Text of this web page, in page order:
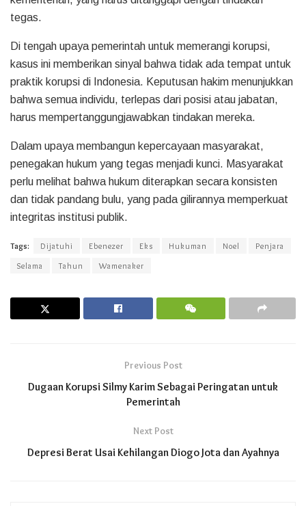
tegas.
Di tengah upaya pemerintah untuk memerangi korupsi,
kasus ini memberikan sinyal bahwa tidak ada tempat untuk
praktik korupsi di Indonesia. Keputusan hakim menunjukkan
bahwa semua individu, terlepas dari posisi atau jabatan,
harus mempertanggungjawabkan tindakan mereka.
Dalam upaya membangun kepercayaan masyarakat,
penegakan hukum yang tegas menjadi kunci. Masyarakat
perlu melihat bahwa hukum diterapkan secara konsisten
dan tidak pandang bulu, yang pada gilirannya memperkuat
integritas institusi publik.
Tags: Dijatuhi Ebenezer Eks Hukuman Noel
Penjara
Selama
Tahun Wamenaker
Previous Post
Dugaan Korupsi Silmy Karim Sebagai Peringatan untuk
Pemerintah
Next Post
Depresi Berat Usai Kehilangan Diogo Jota dan Ayahnya